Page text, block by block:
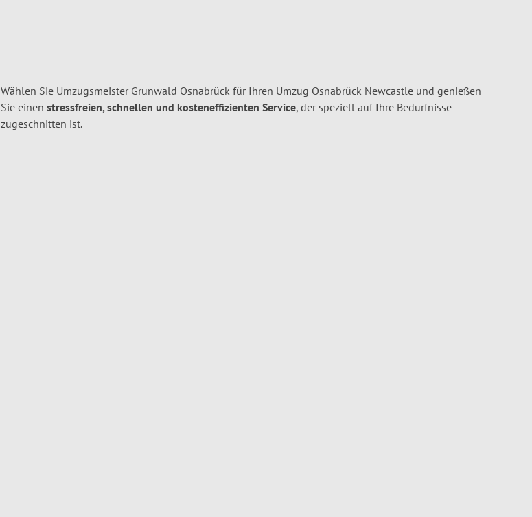
Wählen Sie Umzugsmeister Grunwald Osnabrück für Ihren Umzug Osnabrück Newcastle und genießen
Sie einen stressfreien, schnellen und kosteneffizienten Service, der speziell auf Ihre Bedürfnisse
zugeschnitten ist.